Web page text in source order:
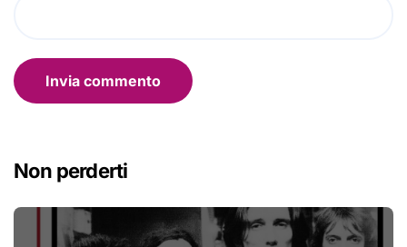
Non perderti